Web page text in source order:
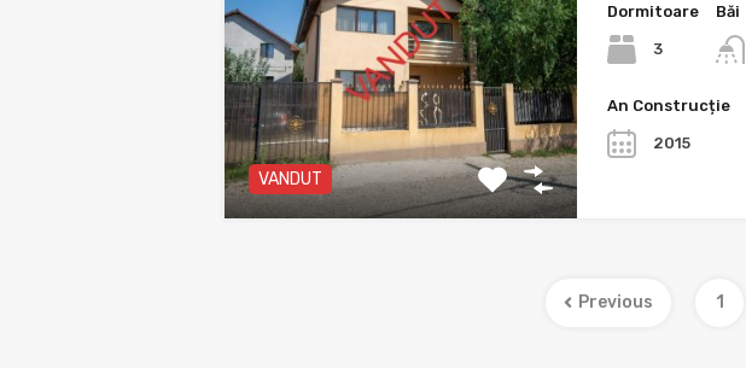
VANDUT
Dormitoare
3
Băi
An Construcție
2015
Previous 1